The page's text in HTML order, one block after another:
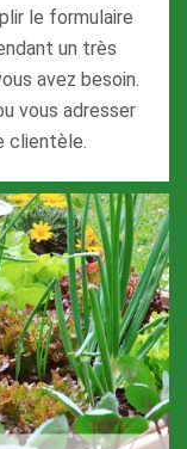
le formulaire
un très
avez besoin.
vous adresser
clientèle.